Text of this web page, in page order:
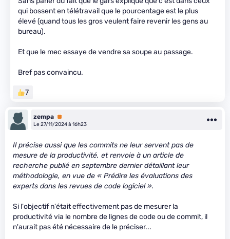
qui bossent en télétravail que le pourcentage est le plus
élevé (quand tous les gros veulent faire revenir les gens au
bureau).
Et que le mec essaye de vendre sa soupe au passage.
Bref pas convaincu.
7
zempa Premium
Le 27/11/2024 à 16h23
Il précise aussi que les commits ne leur servent pas de
mesure de la productivité, et renvoie à un article de
recherche publié en septembre dernier détaillant leur
méthodologie, en vue de « Prédire les évaluations des
experts dans les revues de code logiciel ».
Si l'objectif n'était effectivement pas de mesurer la
productivité via le nombre de lignes de code ou de commit, il
n'aurait pas été nécessaire de le préciser...